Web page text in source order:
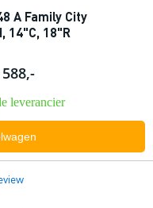
A Family City
14"C, 18"R
leverancier